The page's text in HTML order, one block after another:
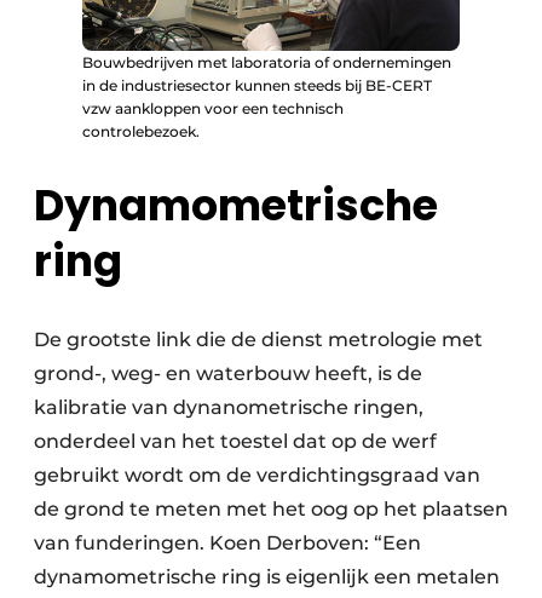
Bouwbedrijven met laboratoria of ondernemingen
in de industriesector kunnen steeds bij BE-CERT
vzw aankloppen voor een technisch
controlebezoek.
Dynamometrische
ring
De grootste link die de dienst metrologie met
grond-, weg- en waterbouw heeft, is de
kalibratie van dynanometrische ringen,
onderdeel van het toestel dat op de werf
gebruikt wordt om de verdichtingsgraad van
de grond te meten met het oog op het plaatsen
van funderingen. Koen Derboven: “Een
dynamometrische ring is eigenlijk een metalen